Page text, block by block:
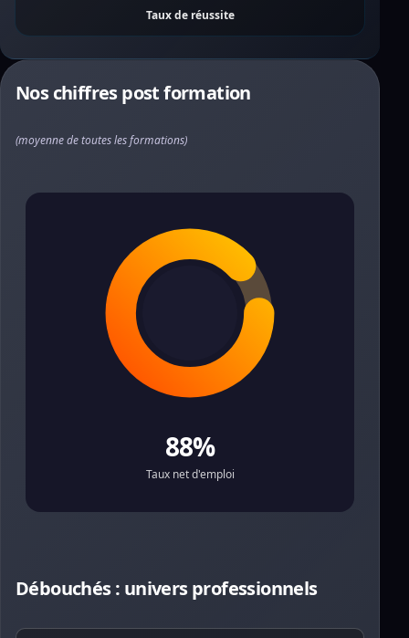
Taux de réussite
Nos chiffres post formation
(moyenne de toutes les formations)
88%
Taux net d'emploi
Débouchés : univers professionnels